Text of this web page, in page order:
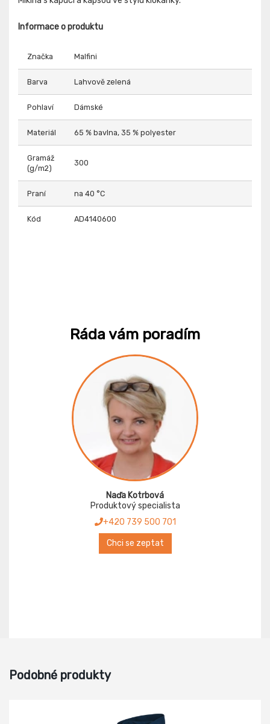
Informace o produktu
Značka Malfini
Barva Lahvově zelená
Pohlaví Dámské
Materiál 65 % bavlna, 35 % polyester
Gramáž
(g/m2)
300
Praní na 40 °C
Kód AD4140600
Ráda vám poradím
Naďa Kotrbová
Produktový specialista
+420 739 500 701
Chci se zeptat
Podobné produkty